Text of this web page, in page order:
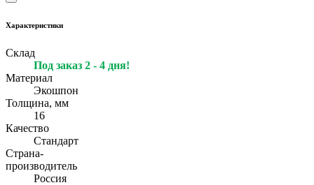
Характеристики
Склад
Под заказ 2 - 4 дня!
Материал
Экошпон
Толщина, мм
16
Качество
Стандарт
Страна-
производитель
Россия